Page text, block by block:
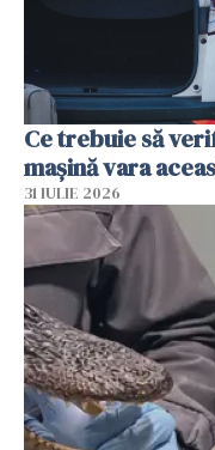
Ce trebuie să
mașină vara
31 IULIE 2026